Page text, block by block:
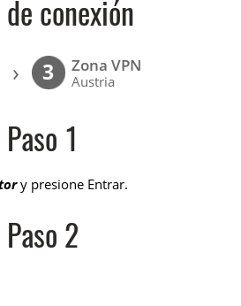
de conexión
› 3 Zona VPN
Austria
Paso 1
y presione Entrar.
Paso 2